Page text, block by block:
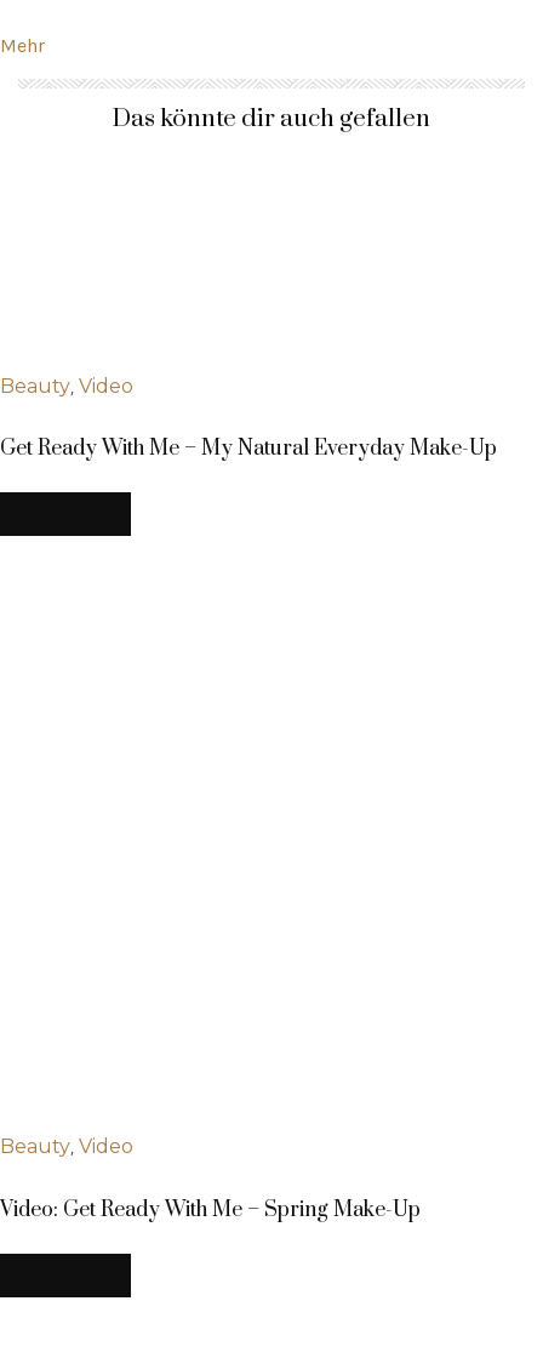
Mehr
Das könnte dir auch gefallen
Beauty, Video
Get Ready With Me – My Natural Everyday Make-Up
Beauty, Video
Video: Get Ready With Me – Spring Make-Up